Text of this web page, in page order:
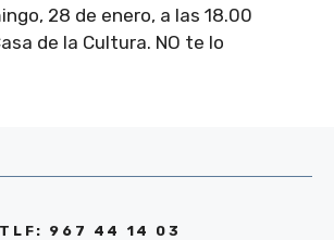
28 de enero, a las 18.00
de la Cultura. NO te lo
TLF: 967 44 14 03